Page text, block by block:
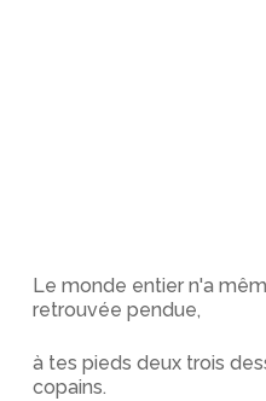
Le monde entier n'a
retrouvée pendue,
à tes pieds deux trois
copains.